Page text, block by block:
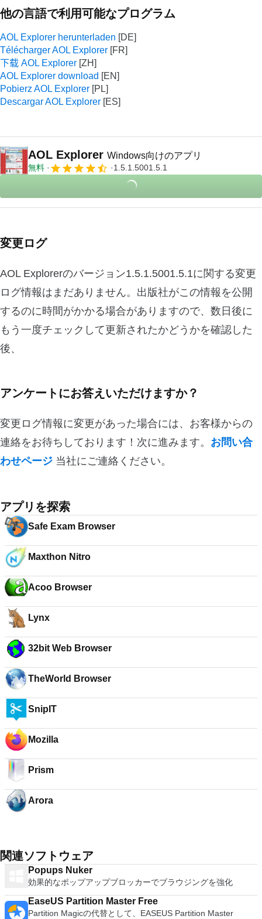
他の言語で利用可能なプログラム
AOL Explorer herunterladen
Télécharger AOL Explorer
下载 AOL Explorer
AOL Explorer download
Pobierz AOL Explorer
Descargar AOL Explorer
AOL Explorer Windows向けのアプリ
無料 1.5.1.5001.5.1
変更ログ
AOL Explorerのバージョン1.5.1.5001.5.1に関する変更
ログ情報はまだありません。出版社がこの情報を公開
するのに時間がかかる場合がありますので、数日後に
もう一度チェックして更新されたかどうかを確認した
後、
アンケートにお答えいただけますか？
変更ログ情報に変更があった場合には、お客様からの
連絡をお待ちしております！次に進みます。 お問い合
わせページ 当社にご連絡ください。
アプリを探索
Safe Exam Browser
Maxthon Nitro
Acoo Browser
Lynx
32bit Web Browser
TheWorld Browser
SnipIT
Mozilla
Prism
Arora
関連ソフトウェア
Popups Nuker
効果的なポップアップブロッカーでブラウジングを強化
EaseUS Partition Master Free
Partition Magicの代替として、EASEUS Partition Master